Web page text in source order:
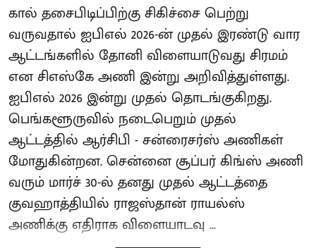
கால் தசைபிடிப்பிற்கு சிகிச்சை பெற்று
வருவதால் ஐபிஎல் 2026-ன் முதல் இரண்டு வார
ஆட்டங்களில் தோனி விளையாடுவது சிரமம்
என சிஎஸ்கே அணி இன்று அறிவித்துள்ளது.
ஐபிஎல் 2026 இன்று முதல் தொடங்குகிறது.
பெங்களூருவில் நடைபெறும் முதல்
ஆட்டத்தில் ஆர்சிபி - சன்ரைசர்ஸ் அணிகள்
மோதுகின்றன. சென்னை சூப்பர் கிங்ஸ் அணி
வரும் மார்ச் 30-ல் தனது முதல் ஆட்டத்தை
குவஹாத்தியில் ராஜஸ்தான் ராயல்ஸ்
அணிக்கு எதிராக விளையாடவு ...